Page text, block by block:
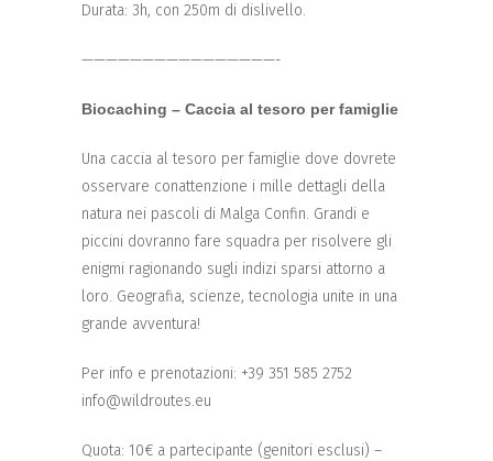
Durata: 3h, con 250m di dislivello.
————————————————-
Biocaching – Caccia al tesoro per famiglie
Una caccia al tesoro per famiglie dove dovrete
osservare conattenzione i mille dettagli della
natura nei pascoli di Malga Confin. Grandi e
piccini dovranno fare squadra per risolvere gli
enigmi ragionando sugli indizi sparsi attorno a
loro. Geografia, scienze, tecnologia unite in una
grande avventura!
Per info e prenotazioni: +39 351 585 2752
info@wildroutes.eu
Quota: 10€ a partecipante (genitori esclusi) –